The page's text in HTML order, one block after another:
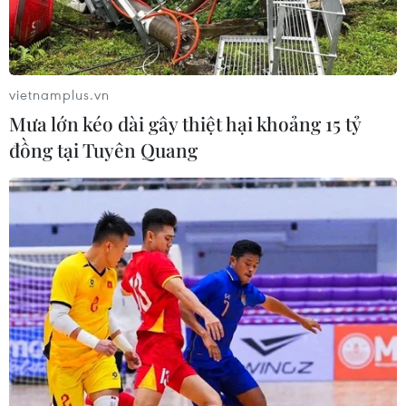
tuần ngày 22/2,khi giới đầu tư đã phần nào trút
bỏ được mối lo về nguy cơ Cục Dự trữ liên
bangMỹ (FED) có thể sẽ thu hẹp hoặc dừng hẳn
các chương trình nới lỏng có định lượng(QE).
Chốt phiên này, giá đường đã phục hồi sau khi
tụt xuống mức thấp nhất trong hainăm rưỡi qua
tại thị trường New York do nguồn cung phong
Tại sàn LIFFE (Anh), giá đường trắng giao tháng
5/2013 tăng từ mức 491,30USD/tấn lên 501,90
USD/tấn. Còn tại sàn NYBOT-ICE (Mỹ), giá đường
thô giao cùngkỳ hạn cũng tiến lên mức 18,05 xu
Mỹ/lb (1 lb = 0,454kg), so với mức giá 17,85xu/lb
của phiên cuối tuần trước.
vietnamplus.vn
Mưa lớn kéo dài gây thiệt hại khoảng 15 tỷ
đồng tại Tuyên Quang